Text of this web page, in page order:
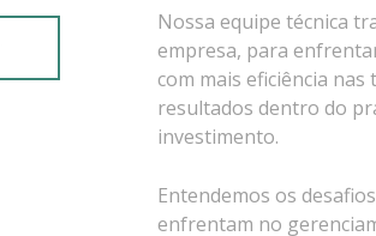
Nossa equipe técnica
empresa, para
com mais eficiência
resultados dentro do
investimento.
Entendemos os
enfrentam no